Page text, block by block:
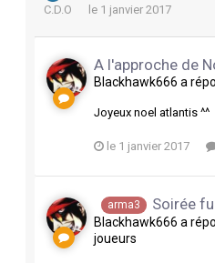
C.D.O
le 1 janvier 2017
A l'approche de
Blackhawk666 a
Joyeux noel atlantis ^^
le 1 janvier 2017
arma3 Soirée
Blackhawk666 a
joueurs